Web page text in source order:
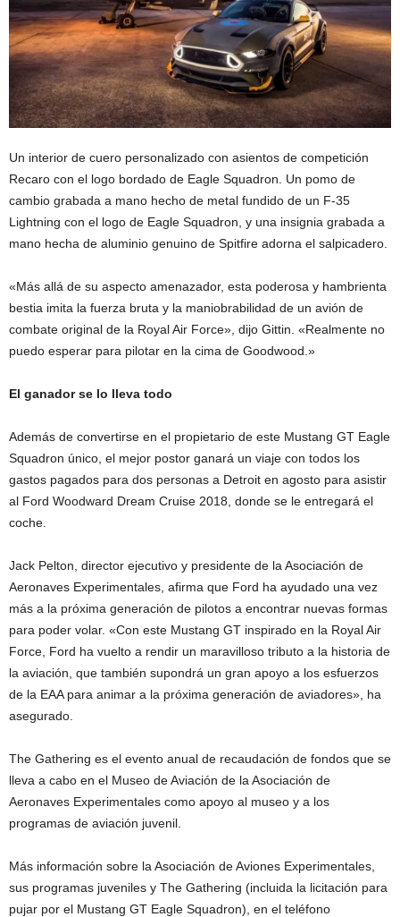
Un interior de cuero personalizado con asientos de competición
Recaro con el logo bordado de Eagle Squadron. Un pomo de
cambio grabada a mano hecho de metal fundido de un F-35
Lightning con el logo de Eagle Squadron, y una insignia grabada a
mano hecha de aluminio genuino de Spitfire adorna el salpicadero.
«Más allá de su aspecto amenazador, esta poderosa y hambrienta
bestia imita la fuerza bruta y la maniobrabilidad de un avión de
combate original de la Royal Air Force», dijo Gittin. «Realmente no
puedo esperar para pilotar en la cima de Goodwood.»
El ganador se lo lleva todo
Además de convertirse en el propietario de este Mustang GT Eagle
Squadron único, el mejor postor ganará un viaje con todos los
gastos pagados para dos personas a Detroit en agosto para asistir
al Ford Woodward Dream Cruise 2018, donde se le entregará el
coche.
Jack Pelton, director ejecutivo y presidente de la Asociación de
Aeronaves Experimentales, afirma que Ford ha ayudado una vez
más a la próxima generación de pilotos a encontrar nuevas formas
para poder volar. «Con este Mustang GT inspirado en la Royal Air
Force, Ford ha vuelto a rendir un maravilloso tributo a la historia de
la aviación, que también supondrá un gran apoyo a los esfuerzos
de la EAA para animar a la próxima generación de aviadores», ha
asegurado.
The Gathering es el evento anual de recaudación de fondos que se
lleva a cabo en el Museo de Aviación de la Asociación de
Aeronaves Experimentales como apoyo al museo y a los
programas de aviación juvenil.
Más información sobre la Asociación de Aviones Experimentales,
sus programas juveniles y The Gathering (incluida la licitación para
pujar por el Mustang GT Eagle Squadron), en el teléfono